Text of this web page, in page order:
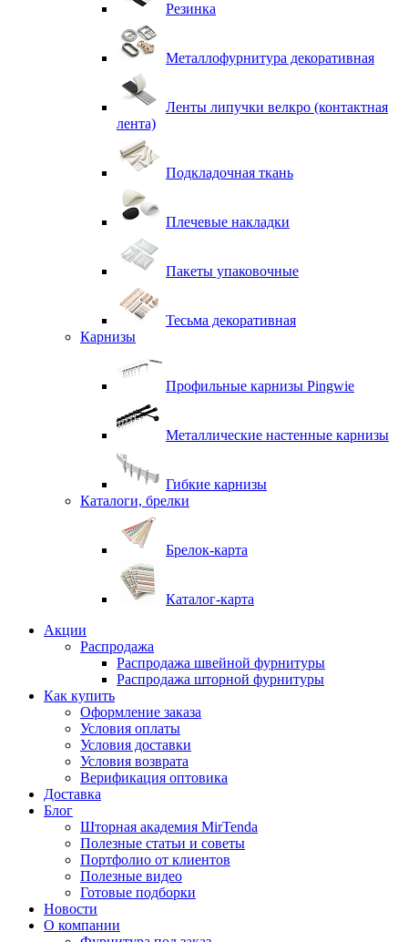
Резинка
Металлофурнитура декоративная
Ленты липучки велкро (контактная
лента)
Подкладочная ткань
Плечевые накладки
Пакеты упаковочные
Тесьма декоративная
Карнизы
Профильные карнизы Pingwie
Металлические настенные карнизы
Гибкие карнизы
Каталоги, брелки
Брелок-карта
Каталог-карта
Акции
Распродажа
Распродажа швейной фурнитуры
Распродажа шторной фурнитуры
Как купить
Оформление заказа
Условия оплаты
Условия доставки
Условия возврата
Верификация оптовика
Доставка
Блог
Шторная академия MirTenda
Полезные статьи и советы
Портфолио от клиентов
Полезные видео
Готовые подборки
Новости
О компании